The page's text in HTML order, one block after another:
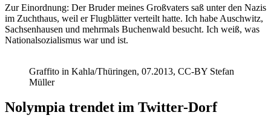
Zur Einordnung: Der Bruder meines Großvaters saß unter den Nazis
im Zuchthaus, weil er Flugblätter verteilt hatte. Ich habe Auschwitz,
Sachsenhausen und mehrmals Buchenwald besucht. Ich weiß, was
Nationalsozialismus war und ist.
Graffito in Kahla/Thüringen, 07.2013, CC-BY Stefan
Müller
Nolympia trendet im Twitter-Dorf